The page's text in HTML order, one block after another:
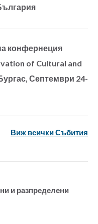
конфернеция
of Cultural and
Септември 24-
Виж всички Събития
и разпределени